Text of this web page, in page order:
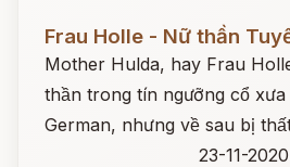
Frau Holle - Nữ thần
Mother Hulda, hay Frau
thần trong tín ngưỡng cổ xưa
German, nhưng về sau bị
23-11-2020